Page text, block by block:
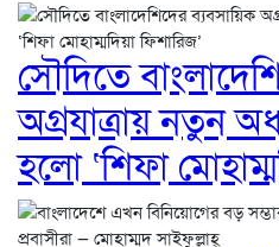
সৌদিতে
অগ্রযাত্রায় নতুন
হলো ‘শিফা